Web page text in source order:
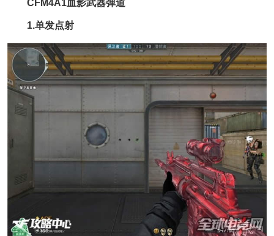
CFM4A1血影武器弹道
1.单发点射